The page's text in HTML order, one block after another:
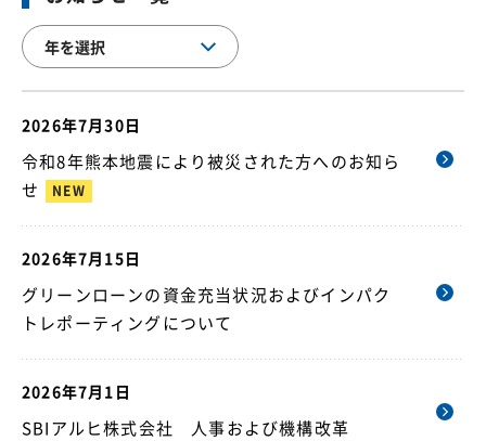
2026年7月30日
令和8年熊本地震により被災された方へのお知ら
せ
NEW
2026年7月15日
グリーンローンの資金充当状況およびインパク
トレポーティングについて
2026年7月1日
SBIアルヒ株式会社 人事および機構改革